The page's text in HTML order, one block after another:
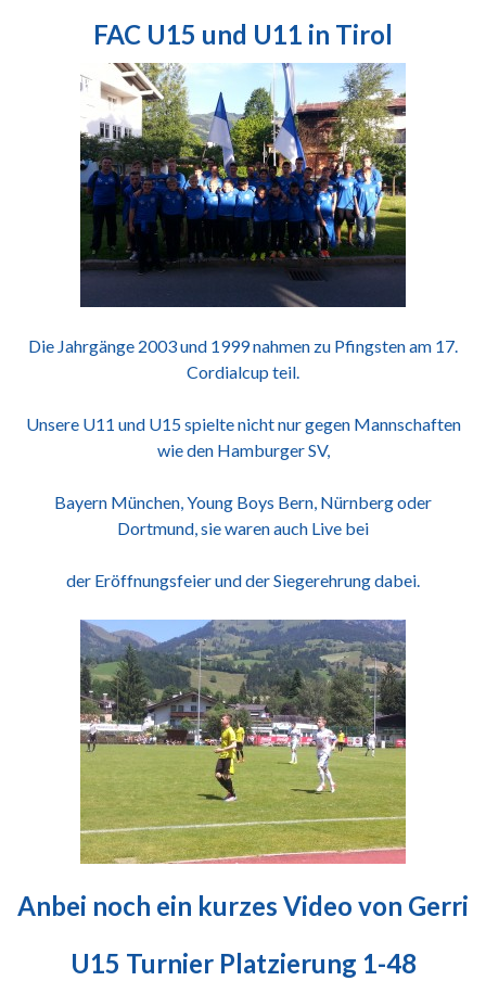
FAC U15 und U11 in Tirol
Die Jahrgänge 2003 und 1999 nahmen zu Pfingsten am 17.
Cordialcup teil.
Unsere U11 und U15 spielte nicht nur gegen Mannschaften
wie den Hamburger SV,
Bayern München, Young Boys Bern, Nürnberg oder
Dortmund, sie waren auch Live bei
der Eröffnungsfeier und der Siegerehrung dabei.
Anbei noch ein kurzes Video von Gerri
U15 Turnier Platzierung 1-48